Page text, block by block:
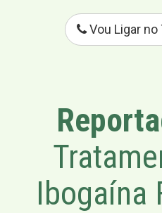
Vou Ligar no
Ibogaína